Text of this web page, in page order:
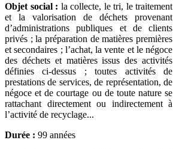
Objet social : la collecte, le tri, le traitement
et la valorisation de déchets provenant
d’administrations publiques et de clients
privés ; la préparation de matières premières
et secondaires ; l’achat, la vente et le négoce
des déchets et matières issus des activités
définies ci-dessus ; toutes activités de
prestations de services, de représentation, de
négoce et de courtage ou de toute nature se
rattachant directement ou indirectement à
l’activité de recyclage...
Durée : 99 années